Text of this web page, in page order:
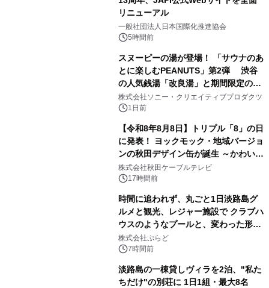
リニューアル
一般社団法人日本国際化推進協会
5時間前
スヌーピーの湯が登場！ 「サウナのあ
とに楽しむPEANUTS」第2弾 渋谷
の人気銭湯「改良湯」と期間限定のコ
ラボレーション サウナイキタイコラ
ボグッズも発売決定！
株式会社ソニー・クリエイティブプロダクツ
1日前
【令和8年8月8日】トリプル「8」の日
に発表！ ヨックモック・地域バージョ
ンの秋田デザイン缶が誕生 ～かわいい
秋田犬の子犬と秋田の四季と名所を巡
るパッケージ～ 9月1日(火)秋田県内で
株式会社秋田ケーブルテレビ
17時間前
時間に追われず、丸ごと1日淡路島グ
ルメと観光、レジャー施設で クラブハ
ウスのようなプールと、変わった形の
サウナも 「THE BOXY AWAJI」のお
得な素泊まり連泊プランで
株式会社ぷらど
7時間前
淡路島の一棟貸しヴィラを2泊、"私た
ちだけ"の別荘に 1日1組・最大8名